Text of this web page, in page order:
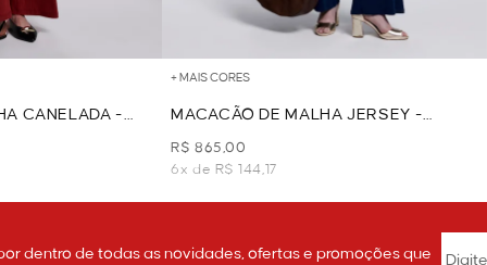
CANELADA -
+ MAIS CORES
MACACÃO DE MALHA JERSEY -
MARINHO
R$ 865,00
6x de R$ 144,17
dentro de todas as novidades, ofertas e promoções que